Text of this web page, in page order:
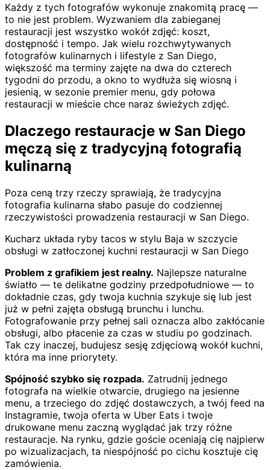
Każdy z tych fotografów wykonuje znakomitą pracę —
to nie jest problem. Wyzwaniem dla zabieganej
restauracji jest wszystko wokół zdjęć: koszt,
dostępność i tempo. Jak wielu rozchwytywanych
fotografów kulinarnych i lifestyle z San Diego,
większość ma terminy zajęte na dwa do czterech
tygodni do przodu, a okno to wydłuża się wiosną i
jesienią, w sezonie premier menu, gdy połowa
restauracji w mieście chce naraz świeżych zdjęć.
Dlaczego restauracje w San Diego
męczą się z tradycyjną fotografią
kulinarną
Poza ceną trzy rzeczy sprawiają, że tradycyjna
fotografia kulinarna słabo pasuje do codziennej
rzeczywistości prowadzenia restauracji w San Diego.
Kucharz układa ryby tacos w stylu Baja w szczycie
obsługi w zatłoczonej kuchni restauracji w San Diego
Problem z grafikiem jest realny. Najlepsze naturalne
światło — te delikatne godziny przedpołudniowe — to
dokładnie czas, gdy twoja kuchnia szykuje się lub jest
już w pełni zajęta obsługą brunchu i lunchu.
Fotografowanie przy pełnej sali oznacza albo zakłócanie
obsługi, albo płacenie za czas w studiu po godzinach.
Tak czy inaczej, budujesz sesję zdjęciową wokół kuchni,
która ma inne priorytety.
Spójność szybko się rozpada. Zatrudnij jednego
fotografa na wielkie otwarcie, drugiego na jesienne
menu, a trzeciego do zdjęć dostawczych, a twój feed na
Instagramie, twoja oferta w Uber Eats i twoje
drukowane menu zaczną wyglądać jak trzy różne
restauracje. Na rynku, gdzie goście oceniają cię najpierw
po wizualizacjach, ta niespójność po cichu kosztuje cię
zamówienia.